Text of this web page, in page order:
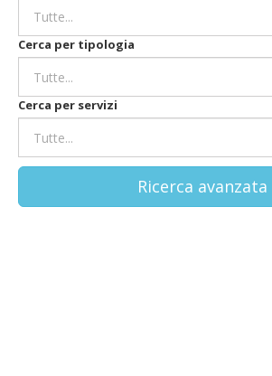
Cerca per tipologia
Cerca per servizi
Ricerca avanzata